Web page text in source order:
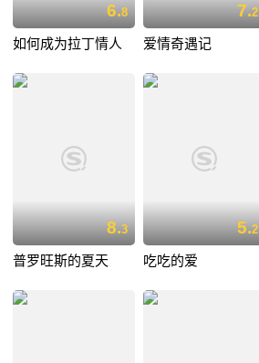
6.8
如何成为拉丁情人
7.2
爱情奇遇记
8.3
普罗旺斯的夏天
5.2
吃吃的爱